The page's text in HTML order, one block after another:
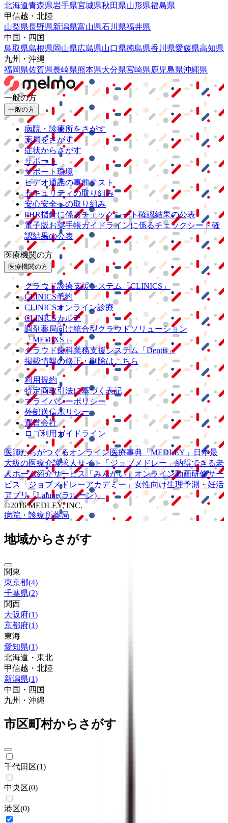
北海道青森県岩手県宮城県秋田県山形県福島県
甲信越・北陸
山梨県長野県新潟県富山県石川県福井県
中国・四国
鳥取県島根県岡山県広島県山口県徳島県香川県愛媛県高知県
九州・沖縄
福岡県佐賀県長崎県熊本県大分県宮崎県鹿児島県沖縄県
一般の方
一般の方
病院・診療所をさがす
薬局をさがす
症状からさがす
サポート
サポート環境
ビデオ通話の事前テスト
セキュリティの取り組み
安心安全への取り組み
PHR指針に係るチェックシート確認結果の公表
電子版お薬手帳ガイドラインに係るチェックシート確
認結果の公表
医療機関の方
医療機関の方
クラウド診療支援システム
「CLINICS」
CLINICS予約
CLINICSオンライン診療
CLINICSカルテ
調剤薬局向け統合型クラウドソリューション
「MEDIXS」
クラウド歯科業務支援システム
「Dentis」
掲載情報の修正・削除はこちら
利用規約
特定商取引法に基づく表記
プライバシーポリシー
外部送信ポリシー
運営会社
ロゴ利用ガイドライン
医師たちがつくるオンライン医療事典 「MEDLEY」
日本最
大級の医療介護求人サイト 「ジョブメドレー」納得できる老
人ホーム紹介サービス
「みんかい」 オンライン動画研修サー
ビス
「ジョブメドレーアカデミー」 女性向け生理予測・妊活
アプリ「Lalune(ラルーン)」
©2016 MEDLEY, INC.
病院・診療所薬局
地域からさがす
関東
東京都(4)
千葉県(2)
関西
大阪府(1)
京都府(1)
東海
愛知県(1)
北海道・東北
甲信越・北陸
新潟県(1)
中国・四国
九州・沖縄
市区町村からさがす
千代田区(1)
中央区(0)
港区(0)